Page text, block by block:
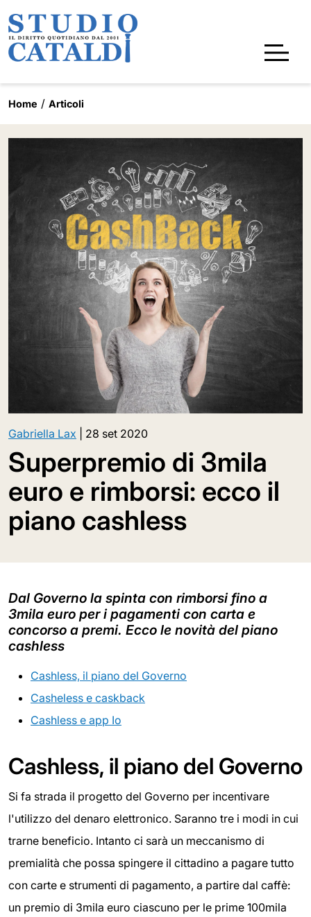
Home Articoli
Gabriella Lax 28 set 2020
Superpremio di 3mila
euro e rimborsi: ecco il
piano cashless
Dal Governo la spinta con rimborsi fino a
3mila euro per i pagamenti con carta e
concorso a premi. Ecco le novità del piano
cashless
Cashless, il piano del Governo
Casheless e caskback
Cashless e app Io
Cashless, il piano del Governo
Si fa strada il progetto del Governo per incentivare
l'utilizzo del denaro elettronico. Saranno tre i modi in cui
trarne beneficio. Intanto ci sarà un meccanismo di
premialità che possa spingere il cittadino a pagare tutto
con carte e strumenti di pagamento, a partire dal caffè:
un premio di 3mila euro ciascuno per le prime 100mila